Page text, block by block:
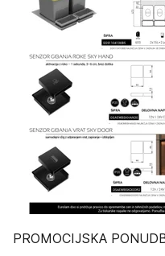
PROMOCIJSKA